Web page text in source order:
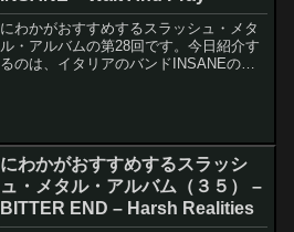
にわかがおすすめするスラッシュ・メタ
ル・アルバムの第28回です。今日紹介す
るのは、イタリアのバンドINSANEの
にわかがおすすめするスラッシ
ュ・メタル・アルバム（３５） –
BITTER END – Harsh Realities